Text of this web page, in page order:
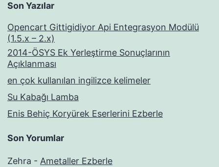
Son Yazılar
Opencart Gittigidiyor Api Entegrasyon Modülü
(1.5.x – 2.x)
2014-ÖSYS Ek Yerleştirme Sonuçlarının
Açıklanması
en çok kullanılan ingilizce kelimeler
Su Kabağı Lamba
Enis Behiç Koryürek Eserlerini Ezberle
Son Yorumlar
Zehra - Ametaller Ezberle